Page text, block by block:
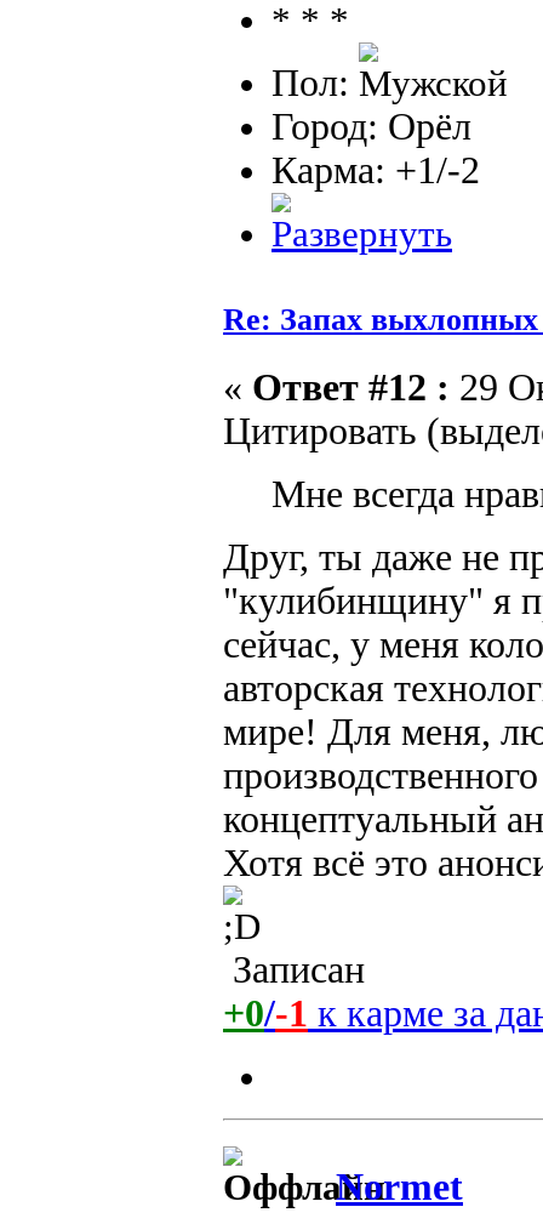
Пол:
Город: Орёл
Карма: +1/-2
Re: Запах выхлопных
« Ответ #12 : 29
Цитировать
Мне всегда
Друг, ты даже не
"кулибинщину" я
сейчас, у меня
авторская
мире! Для меня,
концептуальный
Хотя всё это
Записан
+0/-1 к карме за
Normet